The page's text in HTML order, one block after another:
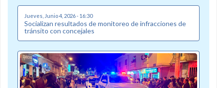
Jueves, Junio 4, 2026 - 16:30
Socializan resultados de monitoreo de infracciones de
tránsito con concejales